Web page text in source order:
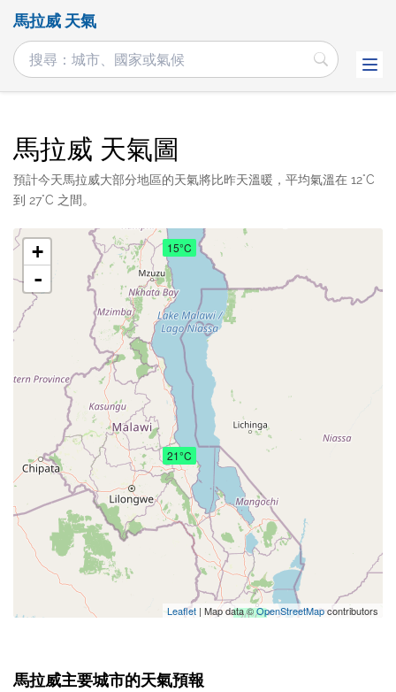
馬拉威 天氣
馬拉威 天氣圖
預計今天馬拉威大部分地區的天氣將比昨天溫暖，平均氣溫在 12°C
到 27°C 之間。
21°C
20°C
15°C
+
-
Leaflet | Map data ©OpenStreetMapcontributors
馬拉威主要城市的天氣預報